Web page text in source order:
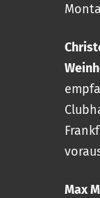
Max